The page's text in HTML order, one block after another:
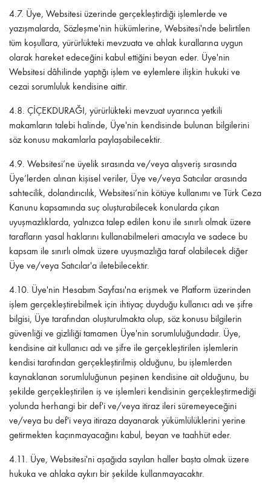
4.7. Üye, Websitesi üzerinde gerçekleştirdiği işlemlerde ve
yazışmalarda, Sözleşme'nin hükümlerine, Websitesi'nde belirtilen
tüm koşullara, yürürlükteki mevzuata ve ahlak kurallarına uygun
olarak hareket edeceğini kabul ettiğini beyan eder. Üye'nin
Websitesi dâhilinde yaptığı işlem ve eylemlere ilişkin hukuki ve
cezai sorumluluk kendisine aittir.
4.8. ÇİÇEKDURAĞI, yürürlükteki mevzuat uyarınca yetkili
makamların talebi halinde, Üye'nin kendisinde bulunan bilgilerini
söz konusu makamlarla paylaşabilecektir.
4.9. Websitesi’ne üyelik sırasında ve/veya alışveriş sırasında
Üye’lerden alınan kişisel veriler, Üye ve/veya Satıcılar arasında
sahtecilik, dolandırıcılık, Websitesi’nin kötüye kullanımı ve Türk Ceza
Kanunu kapsamında suç oluşturabilecek konularda çıkan
uyuşmazlıklarda, yalnızca talep edilen konu ile sınırlı olmak üzere
tarafların yasal haklarını kullanabilmeleri amacıyla ve sadece bu
kapsam ile sınırlı olmak üzere uyuşmazlığa taraf olabilecek diğer
Üye ve/veya Satıcılar'a iletebilecektir.
4.10. Üye'nin Hesabım Sayfası'na erişmek ve Platform üzerinden
işlem gerçekleştirebilmek için ihtiyaç duyduğu kullanıcı adı ve şifre
bilgisi, Üye tarafından oluşturulmakta olup, söz konusu bilgilerin
güvenliği ve gizliliği tamamen Üye'nin sorumluluğundadır. Üye,
kendisine ait kullanıcı adı ve şifre ile gerçekleştirilen işlemlerin
kendisi tarafından gerçekleştirilmiş olduğunu, bu işlemlerden
kaynaklanan sorumluluğunun peşinen kendisine ait olduğunu, bu
şekilde gerçekleştirilen iş ve işlemleri kendisinin gerçekleştirmediği
yolunda herhangi bir def'i ve/veya itiraz ileri süremeyeceğini
ve/veya bu def'i veya itiraza dayanarak yükümlülüklerini yerine
getirmekten kaçınmayacağını kabul, beyan ve taahhüt eder.
4.11. Üye, Websitesi'ni aşağıda sayılan haller başta olmak üzere
hukuka ve ahlaka aykırı bir şekilde kullanmayacaktır.